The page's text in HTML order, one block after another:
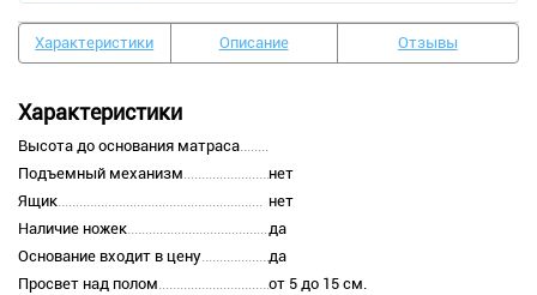
Характеристики Описание Отзывы
Характеристики
Высота до основания матраса
Подъемный механизм
нет
Ящик
нет
Наличие ножек
да
Основание входит в цену
да
Просвет над полом
от 5 до 15 см.